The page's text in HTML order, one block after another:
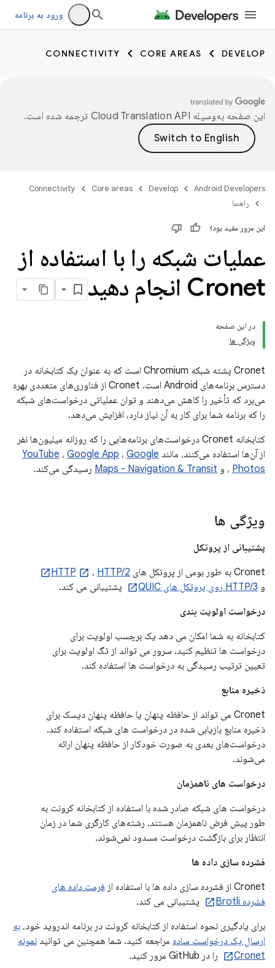
ورود به برنامه
DEVELOP
CORE AREAS
CONNECTIVITY
این صفحه به‌وسیله ترجمه شده است.
Android Developers
Develop
Core areas
Connectivity
راهنما
این مرور مفید بود؟
عملیات شبکه را با استفاده از
Cronet انجام دهید
در این صفحه
ویژگی ها
Cronet پشته شبکه Chromium است که به عنوان یک کتابخانه در
دسترس برنامه‌های Android است. Cronet از فناوری‌های متعددی بهره
می‌برد که تأخیر را کاهش می‌دهند و توان عملیاتی درخواست‌های شبکه
را که برنامه شما برای کار به آن نیاز دارد، افزایش می‌دهد.
کتابخانه Cronet درخواست‌های برنامه‌هایی را که روزانه میلیون‌ها نفر
از آن‌ها استفاده می‌کنند، مانند
YouTube ، Google App ، Google
Photos ، و Maps - Navigation & Transit رسیدگی می‌کند.
ویژگی ها
پشتیبانی از پروتکل
Cronet به طور بومی از پروتکل های
HTTP ، HTTP/2
و HTTP/3 روی پروتکل های QUIC
پشتیبانی می کند.
درخواست اولویت بندی
کتابخانه به شما امکان می دهد یک برچسب اولویت برای
درخواست ها تنظیم کنید. سرور می تواند از تگ اولویت برای
تعیین ترتیب رسیدگی به درخواست ها استفاده کند.
ذخیره منابع
Cronet می تواند از حافظه پنهان یا حافظه پنهان دیسک برای
ذخیره منابع بازیابی شده در درخواست های شبکه استفاده کند.
درخواست‌های بعدی به صورت خودکار از حافظه پنهان ارائه
می‌شوند.
درخواست های ناهمزمان
درخواست های شبکه صادر شده با استفاده از کتابخانه کرونت به
طور پیش فرض ناهمزمان هستند. رشته‌های کارگری شما در زمان
انتظار برای بازگشت درخواست مسدود نمی‌شوند.
فشرده سازی داده ها
Cronet از فشرده سازی داده ها با استفاده از
فرمت داده های
فشرده Brotli
پشتیبانی می کند.
برای یادگیری نحوه استفاده از کتابخانه کرونت در برنامه اندروید خود، به
ارسال یک درخواست ساده مراجعه کنید. شما همچنین می توانید نمونه
Cronet
را در GitHub مرور کنید.